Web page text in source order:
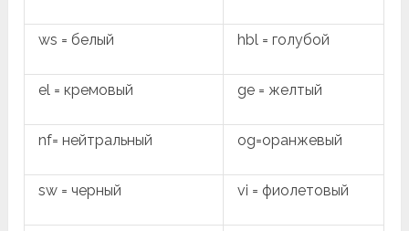
ws = белый hbl = голубой
el = кремовый ge = желтый
nf= нейтральный og=оранжевый
sw = черный vi = фиолетовый